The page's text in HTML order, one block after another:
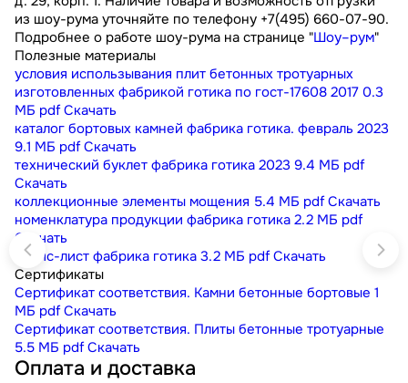
из шоу-рума уточняйте по телефону +7(495) 660-07-90.
Подробнее о работе шоу-рума на странице "Шоу–рум"
Полезные материалы
условия использывания плит бетонных тротуарных
изготовленных фабрикой готика по гост-17608 2017 0.3
МБ pdf Скачать
каталог бортовых камней фабрика готика. февраль 2023
9.1 МБ pdf Скачать
технический буклет фабрика готика 2023 9.4 МБ pdf
Скачать
коллекционные элементы мощения 5.4 МБ pdf Скачать
номенклатура продукции фабрика готика 2.2 МБ pdf
Скачать
прайс-лист фабрика готика 3.2 МБ pdf Скачать
Сертификаты
Сертификат соответствия. Камни бетонные бортовые 1
МБ pdf Скачать
Сертификат соответствия. Плиты бетонные тротуарные
5.5 МБ pdf Скачать
Оплата и доставка